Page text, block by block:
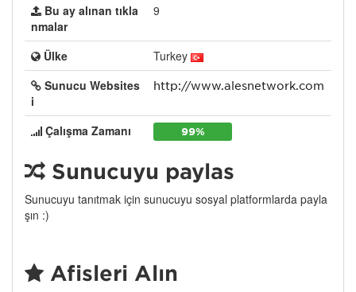
Bu ay alınan tıkla
nmalar
9
Ülke
Turkey
Sunucu Websites
i
http://www.alesnetwork.com
Çalışma Zamanı 99%
Sunucuyu paylaş
Sunucuyu tanıtmak için sunucuyu sosyal platformlarda payla
şın :)
Afişleri Alın